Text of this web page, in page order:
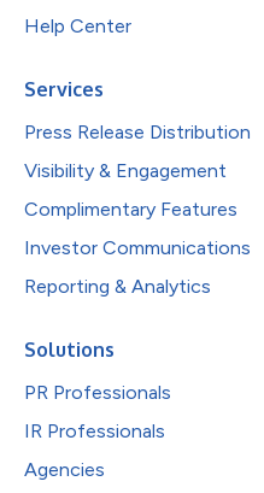
Help Center
Services
Press Release Distribution
Visibility & Engagement
Complimentary Features
Investor Communications
Reporting & Analytics
Solutions
PR Professionals
IR Professionals
Agencies